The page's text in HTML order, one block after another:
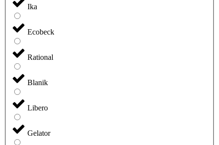
Ika
Ecobeck
Rational
Blanik
Libero
Gelator